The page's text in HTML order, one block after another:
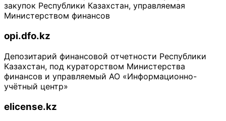
закупок Республики Казахстан, управляемая
Министерством финансов
opi.dfo.kz
Депозитарий финансовой отчетности Республики
Казахстан, под кураторством Министерства
финансов и управляемый АО «Информационно-
учётный центр»
elicense.kz